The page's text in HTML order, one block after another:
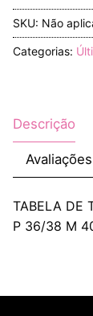
SKU: Não
Categorias:
Descrição
TABELA DE
P 36/38 M